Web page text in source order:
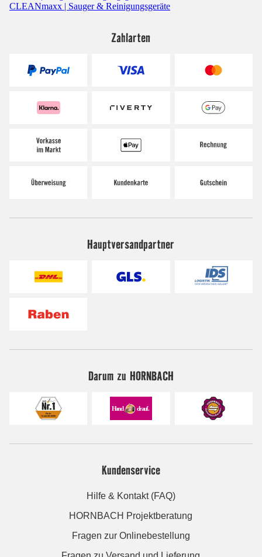
CLEANmaxx | Sauger & Reinigungsgeräte
Zahlarten
Hauptversandpartner
Darum zu HORNBACH
Kundenservice
Hilfe & Kontakt (FAQ)
HORNBACH Projektberatung
Fragen zur Onlinebestellung